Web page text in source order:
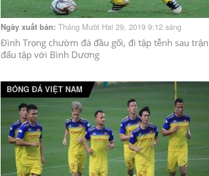
Ngày xuất bản: Tháng Mười Hai 29, 2019 9:12 sáng
Đình Trọng chườm đá đầu gối, đi tập tễnh sau trận
đấu tập với Bình Dương
BÓNG ĐÁ VIỆT NAM